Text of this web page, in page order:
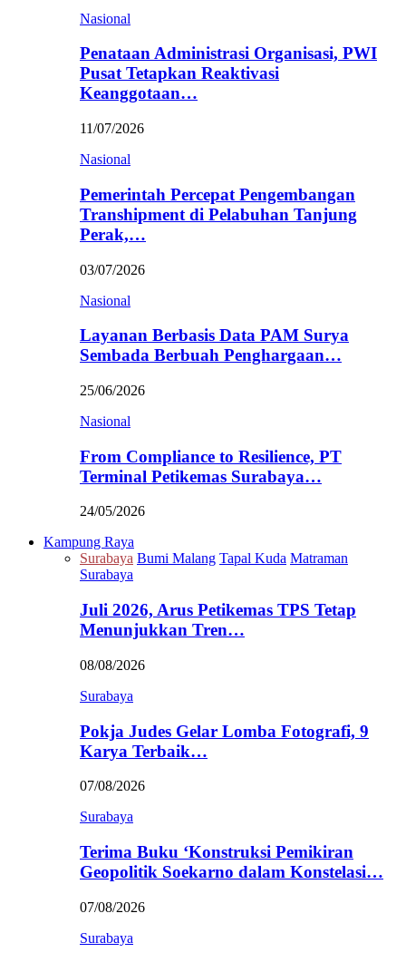
Nasional
Penataan Administrasi Organisasi, PWI
Pusat Tetapkan Reaktivasi
Keanggotaan…
11/07/2026
Nasional
Pemerintah Percepat Pengembangan
Transhipment di Pelabuhan Tanjung
Perak,…
03/07/2026
Nasional
Layanan Berbasis Data PAM Surya
Sembada Berbuah Penghargaan…
25/06/2026
Nasional
From Compliance to Resilience, PT
Terminal Petikemas Surabaya…
24/05/2026
Kampung Raya
Surabaya Bumi Malang Tapal Kuda Matraman
Surabaya
Juli 2026, Arus Petikemas TPS Tetap
Menunjukkan Tren…
08/08/2026
Surabaya
Pokja Judes Gelar Lomba Fotografi, 9
Karya Terbaik…
07/08/2026
Surabaya
Terima Buku ‘Konstruksi Pemikiran
Geopolitik Soekarno dalam Konstelasi…
07/08/2026
Surabaya